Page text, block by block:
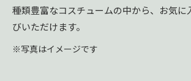
種類豊富なコスチュームの中から、お気に
びいただけます。
※写真はイメージです